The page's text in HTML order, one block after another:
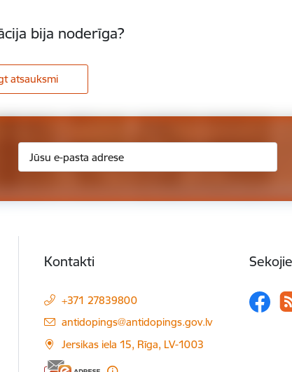
bija noderīga?
atsauksmi
Kontakti
+371 27839800
E-pasts:
antidopings@antidopings.gov.lv
Jersikas iela 15, Rīga, LV-1003